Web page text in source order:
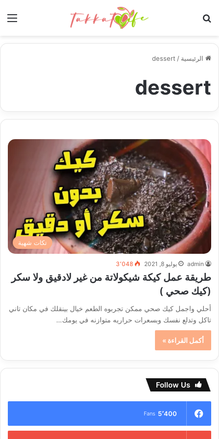
الرئيسية /
dessert
dessert
تكات شهية
admin يوليو 8, 2021 3٬048
طريقة عمل كيكة شيكولاتة من غير لادقيق ولا سكر
(كيك صحي )
أحلي واجمل كيك صحي ممكن تجربوه الطعم خيال بينقلك في مكان تاني
تاكل وتدلع نفسك وبسعرات حراريه متوازنه في يومك…
أكمل القراءة »
Follow Us
5٬400 Fans